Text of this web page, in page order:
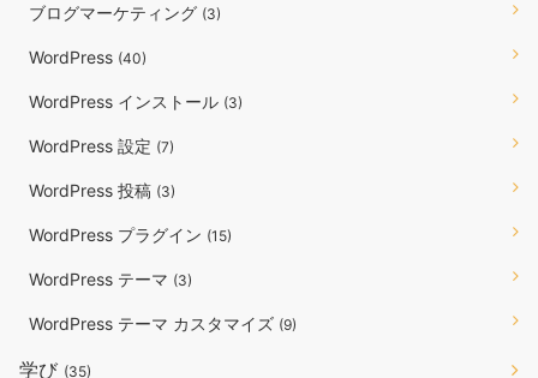
ブログマーケティング (3)
WordPress (40)
WordPress インストール (3)
WordPress 設定 (7)
WordPress 投稿 (3)
WordPress プラグイン (15)
WordPress テーマ (3)
WordPress テーマ カスタマイズ (9)
学び (35)